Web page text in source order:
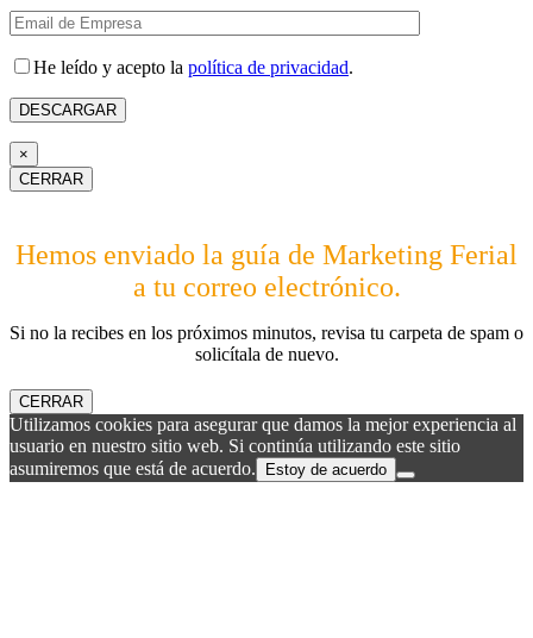
He leído y acepto la política de privacidad.
×
CERRAR
Hemos enviado la guía de Marketing Ferial
a tu correo electrónico.
Si no la recibes en los próximos minutos, revisa tu carpeta de spam o
solicítala de nuevo.
CERRAR
Utilizamos cookies para asegurar que damos la mejor experiencia al
usuario en nuestro sitio web. Si continúa utilizando este sitio
asumiremos que está de acuerdo.
Estoy de acuerdo